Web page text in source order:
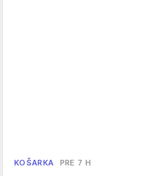
KOŠARKA PRE 7 H